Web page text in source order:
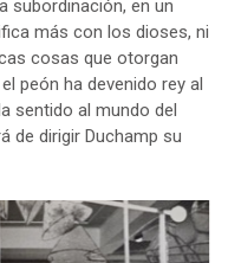
subordinación, en un
más con los dioses, ni
cosas que otorgan
peón ha devenido rey al
sentido al mundo del
de dirigir Duchamp su